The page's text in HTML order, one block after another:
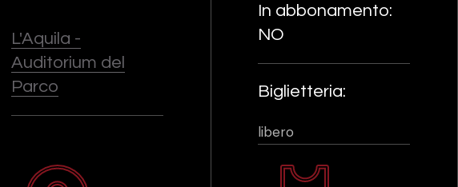
L'Aquila -
Auditorium del
Parco
In abbonamento:
NO
Biglietteria:
libero